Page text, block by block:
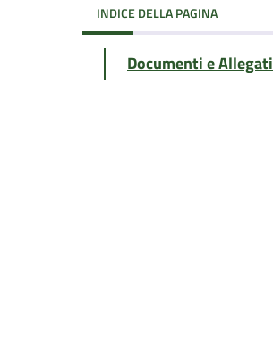
INDICE DELLA PAGINA
Documenti e Allegati